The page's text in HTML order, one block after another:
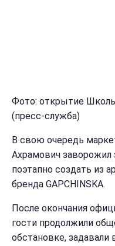
Фото: открытие
(пресс-служба)
В свою очередь
Ахрамович заворожил
поэтапно создать из
бренда GAPCHINSKA.
После окончания
гости продолжили
обстановке,